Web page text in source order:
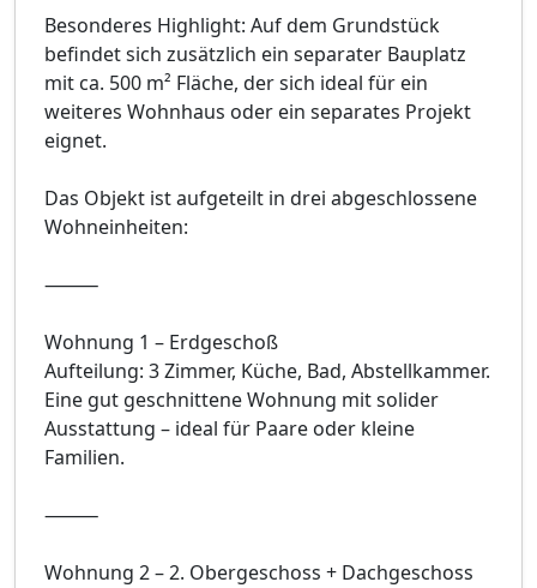
Besonderes Highlight: Auf dem Grundstück
befindet sich zusätzlich ein separater Bauplatz
mit ca. 500 m² Fläche, der sich ideal für ein
weiteres Wohnhaus oder ein separates Projekt
eignet.
Das Objekt ist aufgeteilt in drei abgeschlossene
Wohneinheiten:
⸻
Wohnung 1 – Erdgeschoß
Aufteilung: 3 Zimmer, Küche, Bad, Abstellkammer.
Eine gut geschnittene Wohnung mit solider
Ausstattung – ideal für Paare oder kleine
Familien.
⸻
Wohnung 2 – 2. Obergeschoss + Dachgeschoss